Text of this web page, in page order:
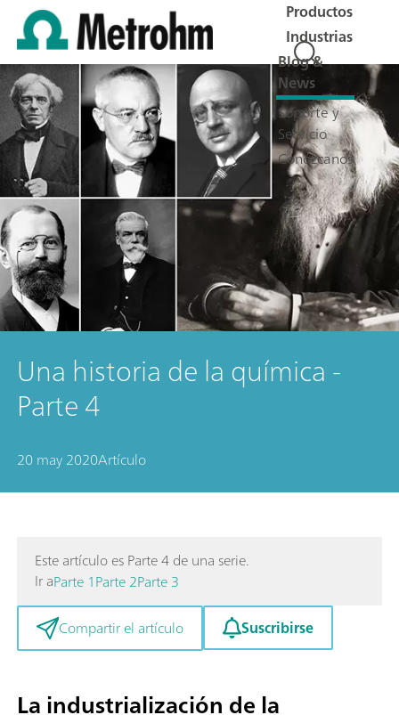
Productos
Industrias
Blog &
News
Soporte y
Servicio
Conózcanos
Una historia de la química -
Parte 4
20 may 2020Artículo
Este artículo es Parte 4 de una serie.
Ir aParte 1Parte 2Parte 3
Compartir el artículo
Suscribirse
La industrialización de la